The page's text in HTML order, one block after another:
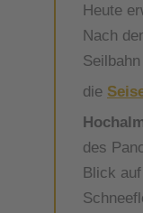
Heute
Nach
die
des
Blick